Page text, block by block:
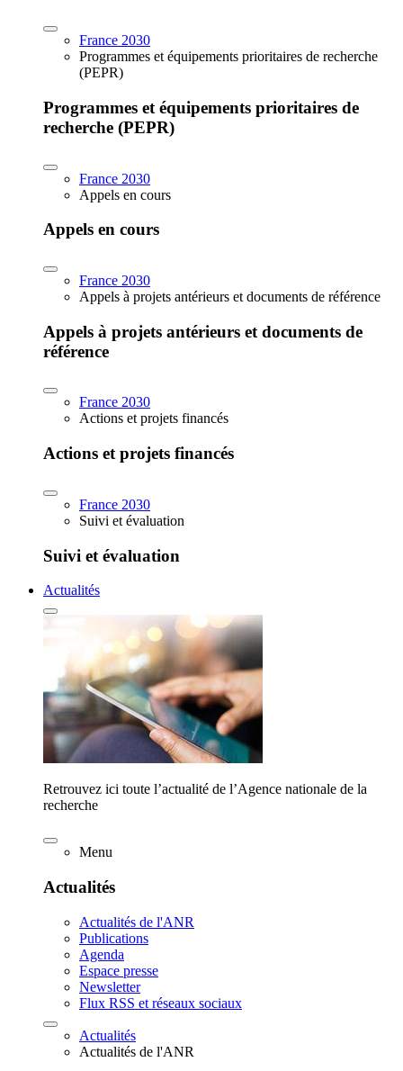
France 2030
Programmes et équipements prioritaires de recherche
(PEPR)
Programmes et équipements prioritaires de
recherche (PEPR)
France 2030
Appels en cours
Appels en cours
France 2030
Appels à projets antérieurs et documents de référence
Appels à projets antérieurs et documents de
référence
France 2030
Actions et projets financés
Actions et projets financés
France 2030
Suivi et évaluation
Suivi et évaluation
Actualités
Retrouvez ici toute l’actualité de l’Agence nationale de la
recherche
Menu
Actualités
Actualités de l'ANR
Publications
Agenda
Espace presse
Newsletter
Flux RSS et réseaux sociaux
Actualités
Actualités de l'ANR